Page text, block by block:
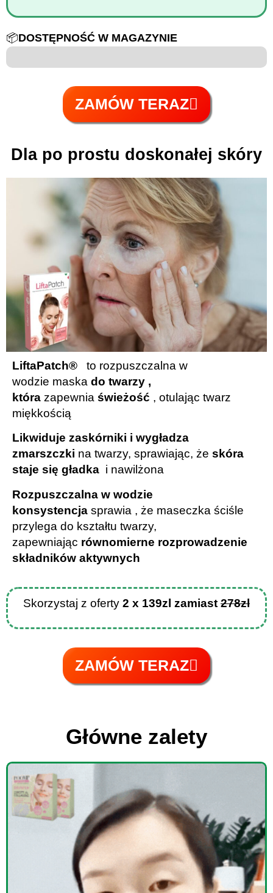
📦DOSTĘPNOŚĆ W MAGAZYNIE
ZAMÓW TERAZ
Dla po prostu doskonałej skóry
LiftaPatch® to rozpuszczalna w
wodzie maska ​​do twarzy ,
która zapewnia świeżość , otulając twarz
miękkością
Likwiduje zaskórniki i wygładza
zmarszczki na twarzy, sprawiając, że skóra
staje się gładka i nawilżona
Rozpuszczalna w wodzie
konsystencja sprawia , że ​​maseczka ściśle
przylega do kształtu twarzy,
zapewniając równomierne rozprowadzenie
składników aktywnych
Skorzystaj z oferty 2 x 139zl zamiast 278zl
ZAMÓW TERAZ
Główne zalety